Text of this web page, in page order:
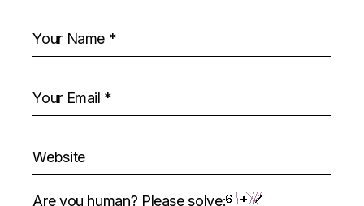
Are you human? Please solve: